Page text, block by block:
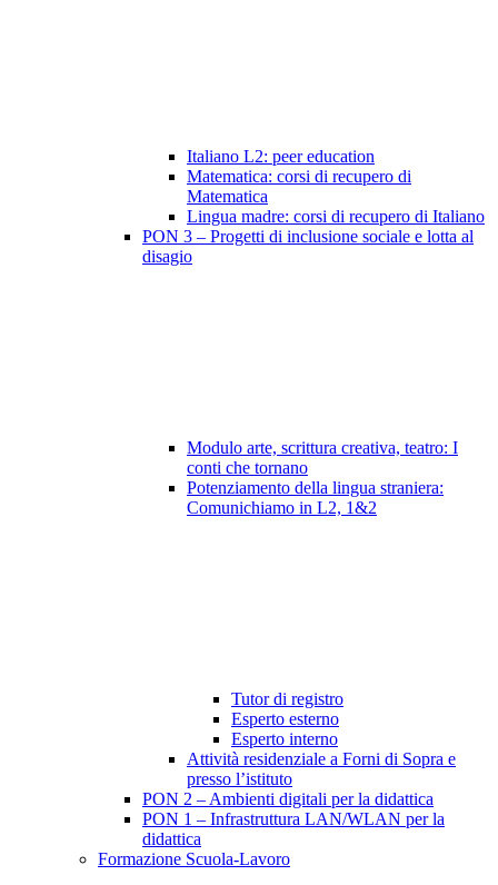
Italiano L2: peer education
Matematica: corsi di recupero di
Matematica
Lingua madre: corsi di recupero di Italiano
PON 3 – Progetti di inclusione sociale e lotta al
disagio
Modulo arte, scrittura creativa, teatro: I
conti che tornano
Potenziamento della lingua straniera:
Comunichiamo in L2, 1&2
Tutor di registro
Esperto esterno
Esperto interno
Attività residenziale a Forni di Sopra e
presso l’istituto
PON 2 – Ambienti digitali per la didattica
PON 1 – Infrastruttura LAN/WLAN per la
didattica
Formazione Scuola-Lavoro